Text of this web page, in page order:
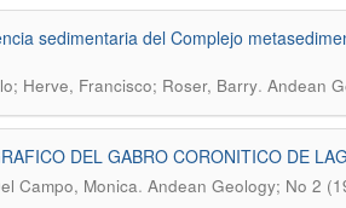
sedimentaria del Complejo
Herve, Francisco; Roser, Barry. Andean
DEL GABRO CORONITICO DE
Campo, Monica. Andean Geology; No 2